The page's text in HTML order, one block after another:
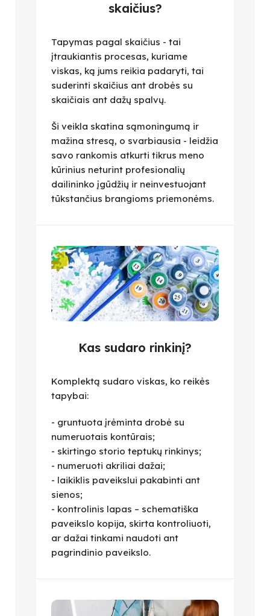
skaičius?
Tapymas pagal skaičius - tai
įtraukiantis procesas, kuriame
viskas, ką jums reikia padaryti, tai
suderinti skaičius ant drobės su
skaičiais ant dažų spalvų.
Ši veikla skatina sąmoningumą ir
mažina stresą, o svarbiausia - leidžia
savo rankomis atkurti tikrus meno
kūrinius neturint profesionalių
dailininko įgūdžių ir neinvestuojant
tūkstančius brangioms priemonėms.
Kas sudaro rinkinį?
Komplektą sudaro viskas, ko reikės
tapybai:
- gruntuota įrėminta drobė su
numeruotais kontūrais;
- skirtingo storio teptukų rinkinys;
- numeruoti akriliai dažai;
- laikiklis paveikslui pakabinti ant
sienos;
- kontrolinis lapas – schematiška
paveikslo kopija, skirta kontroliuoti,
ar dažai tinkami naudoti ant
pagrindinio paveikslo.